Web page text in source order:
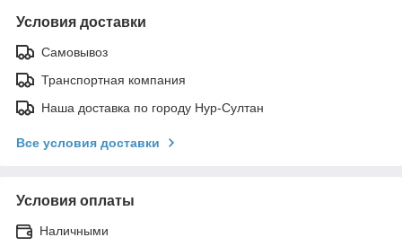
Условия доставки
Самовывоз
Транспортная компания
Наша доставка по городу Нур-Султан
Все условия доставки
Условия оплаты
Наличными